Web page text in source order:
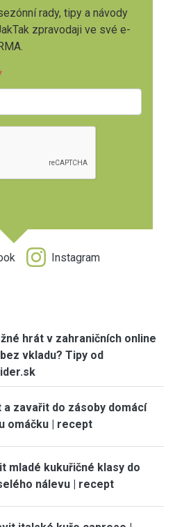
rady, tipy a návody
zpravodaji ve své e-
Instagram
hrát v zahraničních online
vkladu? Tipy od
a zavařit do zásoby domácí
omáčku | recept
mladé kukuřičné klasy do
nálevu | recept